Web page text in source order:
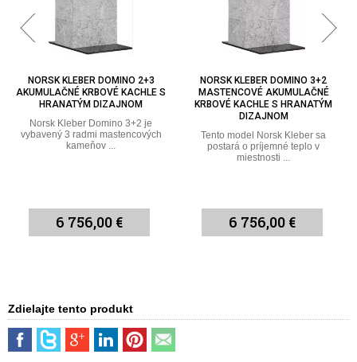
NORSK KLEBER DOMINO 2+3
AKUMULAČNÉ KRBOVÉ KACHLE S
HRANATÝM DIZAJNOM
Norsk Kleber Domino 3+2 je
vybavený 3 radmi mastencových
kameňov ...
6 756,00 €
NORSK KLEBER DOMINO 3+2
MASTENCOVÉ AKUMULAČNÉ
KRBOVÉ KACHLE S HRANATÝM
DIZAJNOM
Tento model Norsk Kleber sa
postará o príjemné teplo v
miestnosti ...
6 756,00 €
Zdielajte tento produkt